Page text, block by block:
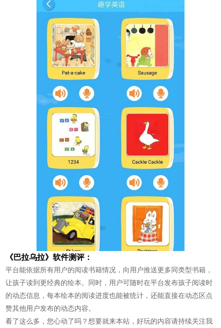
《巴拉乌拉》软件测评：
平台能依据所有用户的阅读书籍情况，向用户推送更多同类型书籍，
让孩子读到更经典的绘本。同时，用户可随时在平台发布孩子阅读时
的动态信息，每本绘本的阅读进度也能被统计，还能直接在动态区点
赞其他用户发布的动态内容。
看了这么多，您心动了吗？想要就来本站，好玩的内容请持续关注我